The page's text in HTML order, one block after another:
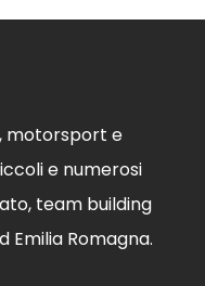
motorsport e
e numerosi
team building
Emilia Romagna.